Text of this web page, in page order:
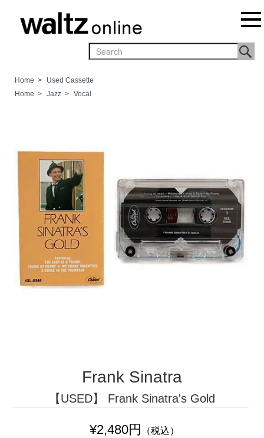
Home >
Used Cassette
Home > Jazz > Vocal
Frank Sinatra
【USED】 Frank Sinatra's Gold
¥2,480円 （税込）